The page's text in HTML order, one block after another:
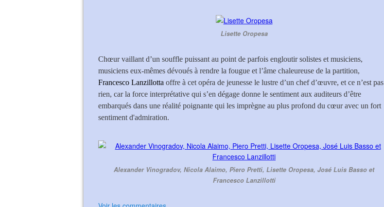
Lisette Oropesa
Chœur vaillant d’un souffle puissant au point de parfois engloutir solistes et musiciens,
musiciens eux-mêmes dévoués à rendre la fougue et l’âme chaleureuse de la partition,
Francesco Lanzillotta offre à cet opéra de jeunesse le lustre d’un chef d’œuvre, et ce n’est pas
rien, car la force interprétative qui s’en dégage donne le sentiment aux auditeurs d’être
embarqués dans une réalité poignante qui les imprègne au plus profond du cœur avec un fort
sentiment d'admiration.
Alexander Vinogradov, Nicola Alaimo, Piero Pretti, Lisette Oropesa, José Luis Basso et
Francesco Lanzillotti